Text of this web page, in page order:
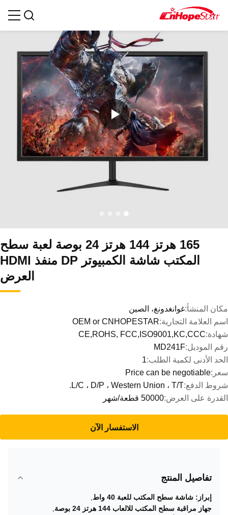
165 هرتز 144 هرتز 24 بوصة لعبة سطح
المكتب شاشة الكمبيوتر DP منفذ HDMI
العرض
مكان المنشأ:غوانغدونغ، الصين
اسم العلامة التجارية:OEM or CNHOPESTAR
شهادة:CE,ROHS, FCC,ISO9001,KC,CCC
رقم الموديل:MD241F
الحد الأدنى لكمية الطلب:1
سعر:Price can be negotiable
شروط الدفع:L/C ، D/P ، Western Union ، T/T.
القدرة على العرض:50000 قطعة/شهر
الاستفسار الآن
تفاصيل المنتج
إبراز: شاشة سطح المكتب للعبة 40 واط
جهاز مراقبة سطح المكتب للالعاب 144 هرتز 24 بوصة